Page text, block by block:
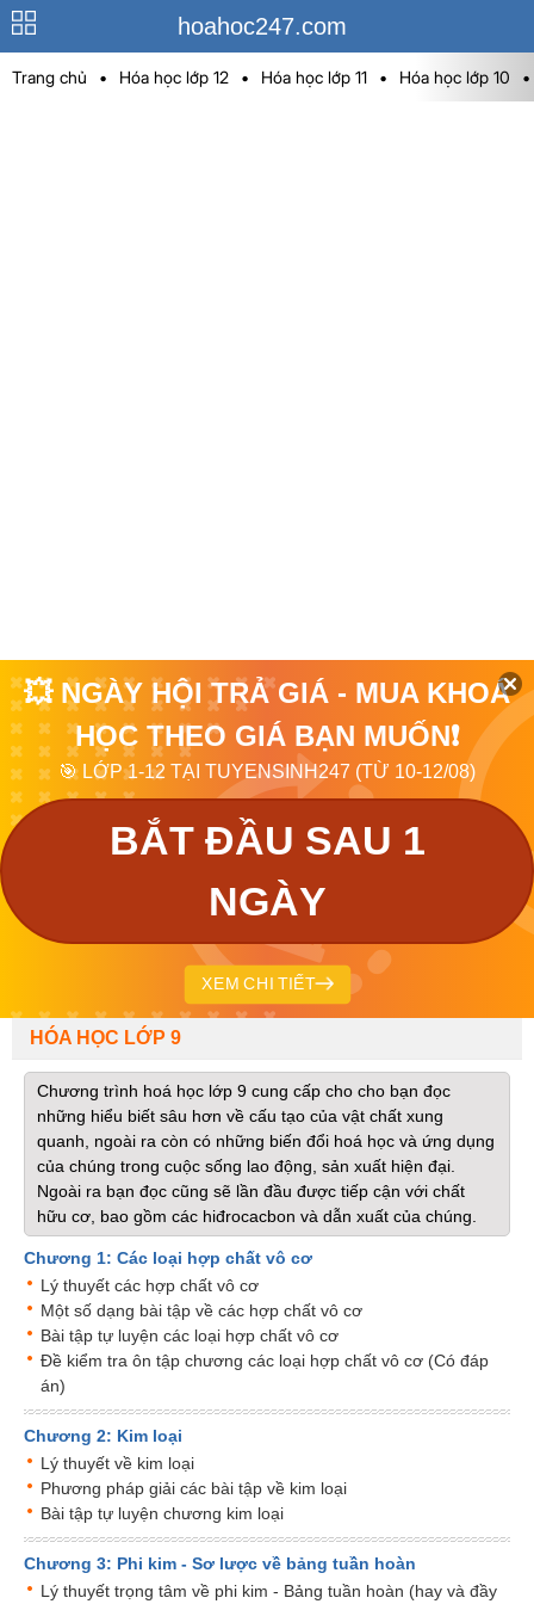
hoahoc247.com
Trang chủ • Hóa học lớp 12 • Hóa học lớp 11 • Hóa học lớp 10 •
💥 NGÀY HỘI TRẢ GIÁ - MUA KHOÁ
HỌC THEO GIÁ BẠN MUỐN❗
🎯 LỚP 1-12 TẠI TUYENSINH247 (TỪ 10-12/08)
BẮT ĐẦU SAU 1
NGÀY
XEM CHI TIẾT
HÓA HỌC LỚP 9
Chương trình hoá học lớp 9 cung cấp cho cho bạn đọc
những hiểu biết sâu hơn về cấu tạo của vật chất xung
quanh, ngoài ra còn có những biến đổi hoá học và ứng dụng
của chúng trong cuộc sống lao động, sản xuất hiện đại.
Ngoài ra bạn đọc cũng sẽ lần đầu được tiếp cận với chất
hữu cơ, bao gồm các hiđrocacbon và dẫn xuất của chúng.
Chương 1: Các loại hợp chất vô cơ
Lý thuyết các hợp chất vô cơ
Một số dạng bài tập về các hợp chất vô cơ
Bài tập tự luyện các loại hợp chất vô cơ
Đề kiểm tra ôn tập chương các loại hợp chất vô cơ (Có đáp
án)
Chương 2: Kim loại
Lý thuyết về kim loại
Phương pháp giải các bài tập về kim loại
Bài tập tự luyện chương kim loại
Chương 3: Phi kim - Sơ lược về bảng tuần hoàn
Lý thuyết trọng tâm về phi kim - Bảng tuần hoàn (hay và đầy